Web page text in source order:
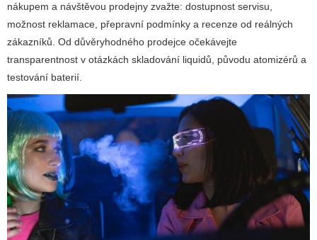
nákupem a návštěvou prodejny zvažte: dostupnost servisu,
možnost reklamace, přepravní podmínky a recenze od reálných
zákazníků. Od důvěryhodného prodejce očekávejte
transparentnost v otázkách skladování liquidů, původu atomizérů a
testování baterií.